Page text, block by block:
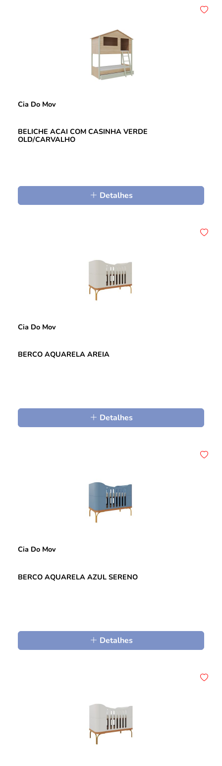
Cia Do Mov
BELICHE ACAI COM CASINHA VERDE
OLD/CARVALHO
Detalhes
Cia Do Mov
BERCO AQUARELA AREIA
Detalhes
Cia Do Mov
BERCO AQUARELA AZUL SERENO
Detalhes